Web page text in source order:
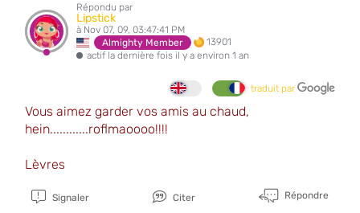
Répondu par
Lipstick
à Nov 07, 09, 03:47:41 PM
Almighty Member
13901
actif la dernière fois il y a environ 1 an
traduit par
Vous aimez garder vos amis au chaud,
hein............roflmaoooo!!!!
Lèvres
Signaler Citer Répondre